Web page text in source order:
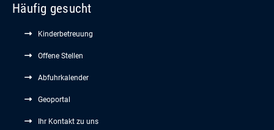
Häufig gesucht
Kinderbetreuung
Offene Stellen
Abfuhrkalender
Geoportal
Ihr Kontakt zu uns